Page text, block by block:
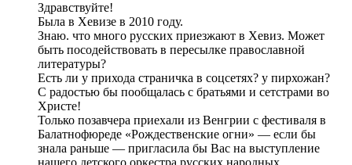
Здравствуйте!
Была в Хевизе в 2010 году.
Знаю. что много русских приезжают в Хевиз. Может
быть посодействовать в пересылке православной
литературы?
Есть ли у прихода страничка в соцсетях? у пирхожан?
С радостью бы пообщалась с братьями и сетстрами во
Христе!
Только позавчера приехали из Венгрии с фестиваля в
Балатнофюреде «Рождественские огни» — если бы
знала раньше — пригласила бы Вас на выступление